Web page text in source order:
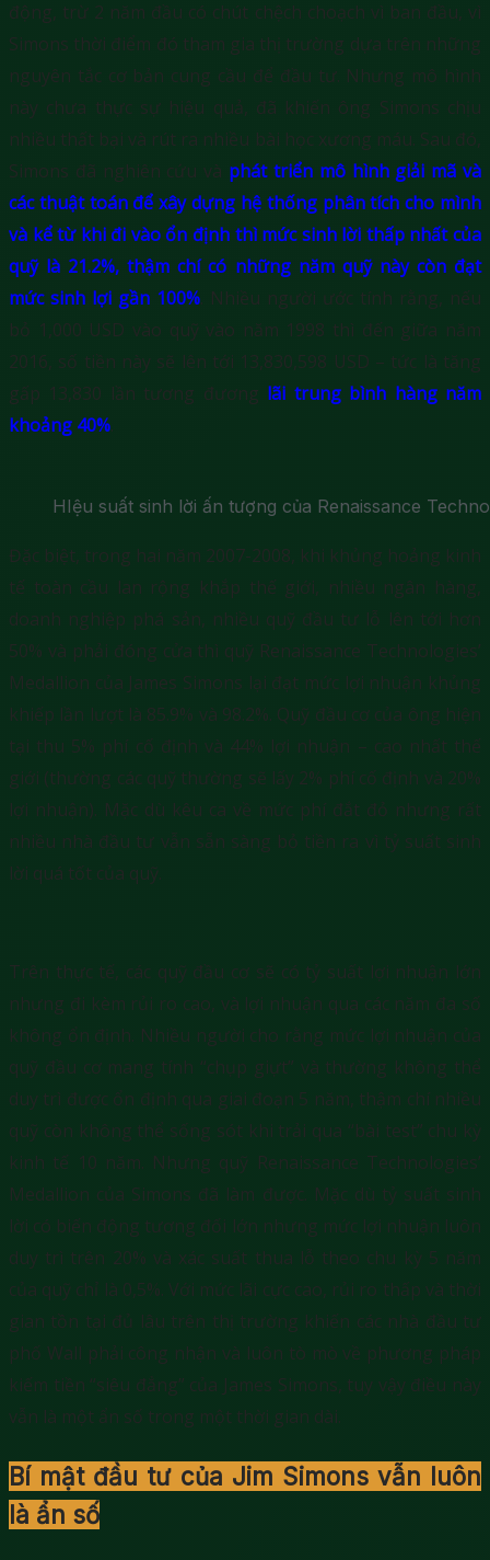
động, trừ 2 năm đầu có chút chệch choạch vì ban đầu, vì
Simons thời điểm đó tham gia thị trường dựa trên những
nguyên tắc cơ bản cung cầu để đầu tư. Nhưng mô hình
này chưa thực sự hiệu quả, đã khiến ông Simons chịu
nhiều thất bại và rút ra nhiều bài học xương máu. Sau đó,
Simons đã nghiên cứu và phát triển mô hình giải mã và
các thuật toán để xây dựng hệ thống phân tích cho mình
và kể từ khi đi vào ổn định thì mức sinh lời thấp nhất của
quỹ là 21.2%, thậm chí có những năm quỹ này còn đạt
mức sinh lợi gần 100%. Nhiều người ước tính rằng, nếu
bỏ 1,000 USD vào quỹ vào năm 1998 thì đến giữa năm
2016, số tiền này sẽ lên tới 13,830,598 USD – tức là tăng
gấp 13,830 lần tương đương lãi trung bình hàng năm
khoảng 40%.
HIệu suất sinh lời ấn tượng của Renaissance
Đặc biệt, trong hai năm 2007-2008, khi khủng hoảng kinh
tế toàn cầu lan rộng khắp thế giới, nhiều ngân hàng,
doanh nghiệp phá sản, nhiều quỹ đầu tư lỗ lên tới hơn
50% và phải đóng cửa thì quỹ Renaissance Technologies’
Medallion của James Simons lại đạt mức lợi nhuận khủng
khiếp lần lượt là 85.9% và 98.2%. Quỹ đầu cơ của ông hiện
tại thu 5% phí cố định và 44% lợi nhuận – cao nhất thế
giới (thường các quỹ thường sẽ lấy 2% phí cố định và 20%
lợi nhuận). Mặc dù kêu ca về mức phí đắt đỏ nhưng rất
nhiều nhà đầu tư vẫn sẵn sàng bỏ tiền ra vì tỷ suất sinh
lời quá tốt của quỹ.
Trên thực tế, các quỹ đầu cơ sẽ có tỷ suất lợi nhuận lớn
nhưng đi kèm rủi ro cao, và lợi nhuận qua các năm đa số
không ổn định. Nhiều người cho rằng mức lợi nhuận của
quỹ đầu cơ mang tính “chụp giựt” và thường không thể
duy trì được ổn định qua giai đoạn 5 năm, thậm chí nhiều
quỹ còn không thể sống sót khi trải qua “bài test” chu kỳ
kinh tế 10 năm. Nhưng quỹ Renaissance Technologies’
Medallion của Simons đã làm được. Mặc dù tỷ suất sinh
lời có biến động tương đối lớn nhưng mức lợi nhuận luôn
duy trì trên 20% và xác suất thua lỗ theo chu kỳ 5 năm
của quỹ chỉ là 0,5%. Với mức lãi cực cao, rủi ro thấp và thời
gian tồn tại đủ lâu trên thị trường khiến các nhà đầu tư
phố Wall phải công nhận và luôn tò mò về phương pháp
kiếm tiền “siêu đẳng” của James Simons, tuy vậy điều này
vẫn là một ẩn số trong một thời gian dài.
Bí mật đầu tư của Jim Simons vẫn luôn
là ẩn số